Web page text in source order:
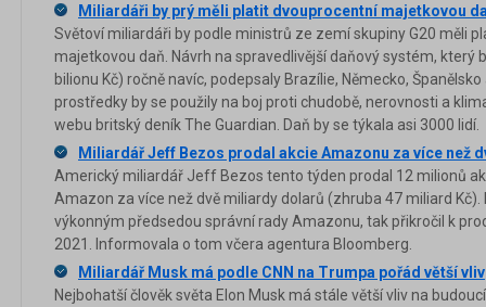
Miliardáři by prý měli platit dvouprocentní majetkovou
Světoví miliardáři by podle ministrů ze zemí skupiny G20 měli
majetkovou daň. Návrh na spravedlivější daňový systém, který
bilionu Kč) ročně navíc, podepsaly Brazílie, Německo,
prostředky by se použily na boj proti chudobě, nerovnosti a
webu britský deník The Guardian. Daň by se týkala asi 3000 lidí.
Miliardář Jeff Bezos prodal akcie Amazonu za více než
Americký miliardář Jeff Bezos tento týden prodal 12 milionů
Amazon za více než dvě miliardy dolarů (zhruba 47 miliard
výkonným předsedou správní rady Amazonu, tak přikročil k
2021. Informovala o tom včera agentura Bloomberg.
Miliardář Musk má podle CNN na Trumpa pořád větší vliv
Nejbohatší člověk světa Elon Musk má stále větší vliv na